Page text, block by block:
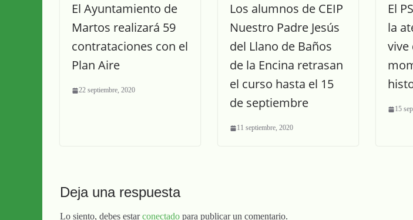
El Ayuntamiento de
Martos realizará 59
contrataciones con el
Plan Aire
22 septiembre, 2020
Los alumnos de CEIP
Nuestro Padre Jesús
del Llano de Baños
de la Encina retrasan
el curso hasta el 15
de septiembre
11 septiembre, 2020
El
la
vive
15
Deja una respuesta
Lo siento, debes estarconectado para publicar un comentario.